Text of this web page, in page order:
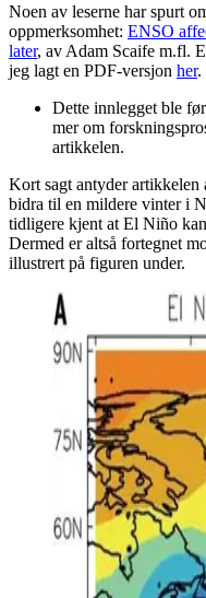
Noen av leserne har spurt
oppmerksomhet: ENSO
later, av Adam Scaife m.fl.
jeg lagt en PDF-versjon her.
Dette innlegget ble
mer om
artikkelen.
Kort sagt antyder
bidra til en mildere vinter i
tidligere kjent at El Niño
Dermed er altså fortegnet
illustrert på figuren under.